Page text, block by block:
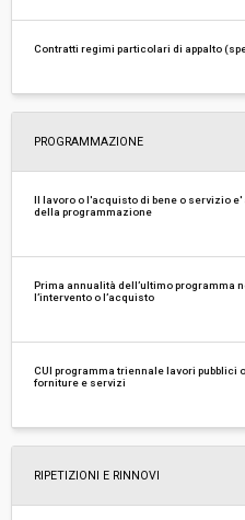
Contratti regimi particolari di appalto
PROGRAMMAZIONE
Il lavoro o l'acquisto di bene o servizio
della programmazione
Prima annualità dell’ultimo programma
l’intervento o l’acquisto
CUI programma triennale lavori pubblici
forniture e servizi
RIPETIZIONI E RINNOVI